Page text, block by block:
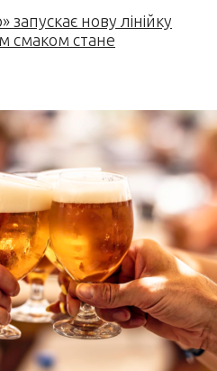
нову лінійку
смаком стане